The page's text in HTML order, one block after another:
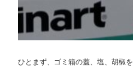
ひとまず、ゴミ箱の蓋、塩、胡椒を